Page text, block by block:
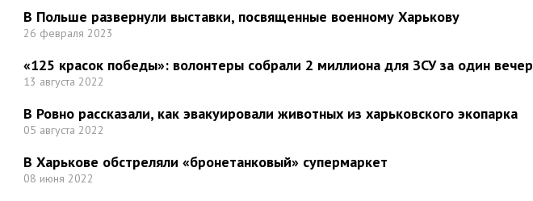
В Польше развернули выставки, посвященные военному Харькову
26 февраля 2023
«125 красок победы»: волонтеры собрали 2 миллиона для ЗСУ за один вечер
13 августа 2022
В Ровно рассказали, как эвакуировали животных из харьковского экопарка
05 августа 2022
В Харькове обстреляли «бронетанковый» супермаркет
08 июня 2022